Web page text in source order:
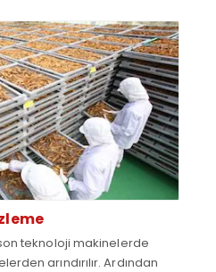
teknoloji makinelerde
arındırılır. Ardından